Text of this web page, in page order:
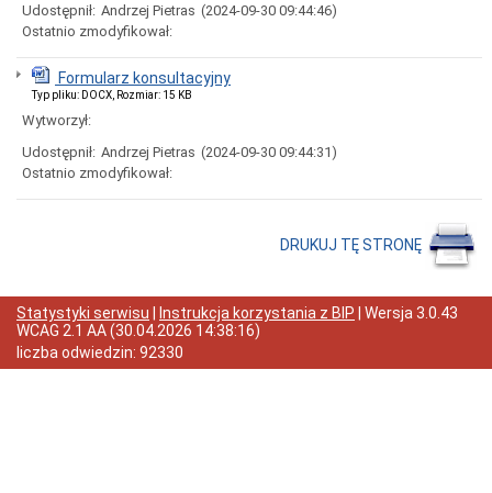
Wybory
Samorządowe
Informacje
ogólne
Dane
adresowe
Dni
godziny
otwarcia
wniosków
petycji
Organizacja
Urzędu
Udostępnił: Andrzej Pietras (2024-09-30 09:44:46)
Ostatnio zmodyfikował:
Formularz konsultacyjny
Typ pliku: DOCX, Rozmiar: 15 KB
Wytworzył:
Udostępnił: Andrzej Pietras (2024-09-30 09:44:31)
Ostatnio zmodyfikował:
DRUKUJ TĘ STRONĘ
Statystyki serwisu Instrukcja korzystania z BIP | Wersja 3.0.43
WCAG 2.1 AA(30.04.2026 14:38:16)
liczba odwiedzin: 92330